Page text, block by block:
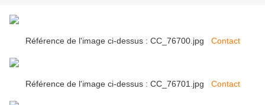
Référence de l'image ci-dessus : CC_76700.jpg Contact
Référence de l'image ci-dessus : CC_76701.jpg Contact